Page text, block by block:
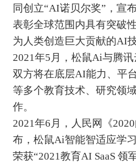
同创立“AI诺贝尔奖”，宣
表彰全球范围内具有突破
为人类创造巨大贡献的AI技
2021年5月，松鼠Ai与腾
双方将在底层AI能力、平
等多个教育技术、研究领
作。
2021年6月，人民网《
布，松鼠Ai智能智适应学
荣获“2021教育AI SaaS 领